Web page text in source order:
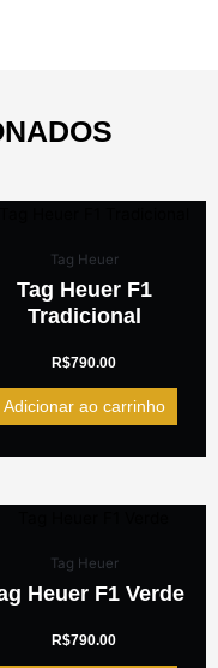
Tag Heuer
Tag Heuer F1
Tradicional
R$790.00
Adicionar ao carrinho
Tag Heuer
Heuer F1 Verde
R$790.00